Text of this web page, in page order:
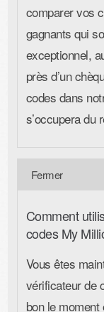
comparer vos
gagnants qui
exceptionnel,
près d’un
codes dans
s’occupera du
Comment
codes My
Vous êtes
vérificateur de
bon le